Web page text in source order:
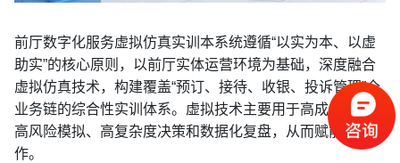
前厅数字化服务虚拟仿真实训本系统遵循“以实为本、以虚
助实”的核心原则，以前厅实体运营环境为基础，深度融合
虚拟仿真技术，构建覆盖“预订、接待、收银、投诉管理”全
业务链的综合性实训体系。虚拟技术主要用于高成本预演、
高风险模拟、高复杂度决策和数据化复盘，从而赋能实体操
作。